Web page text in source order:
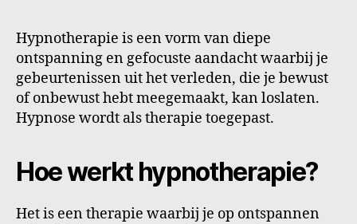
Hypnotherapie is een vorm van diepe
ontspanning en gefocuste aandacht waarbij je
gebeurtenissen uit het verleden, die je bewust
of onbewust hebt meegemaakt, kan loslaten.
Hypnose wordt als therapie toegepast.
Hoe werkt hypnotherapie?
Het is een therapie waarbij je op ontspannen